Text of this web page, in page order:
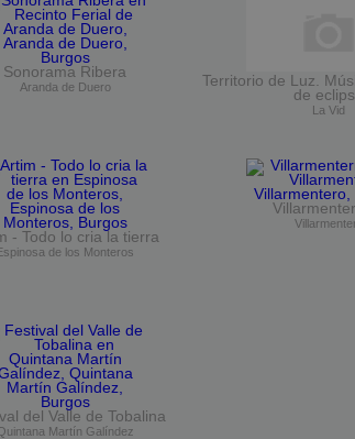
Sonorama Ribera
Aranda de Duero
Territorio de Luz.
de
La Vid
- Todo lo cria la tierra
de los Monteros
del Valle de Tobalina
Martín Galíndez